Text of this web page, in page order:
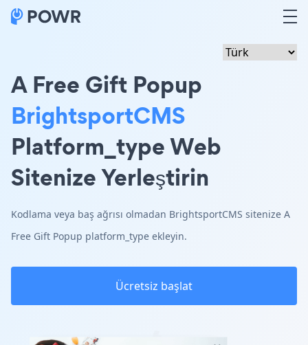
A Free Gift Popup
BrightsportCMS
Platform_type Web
Sitenize Yerleştirin
Kodlama veya baş ağrısı olmadan BrightsportCMS sitenize A
Free Gift Popup platform_type ekleyin.
Ücretsiz başlat